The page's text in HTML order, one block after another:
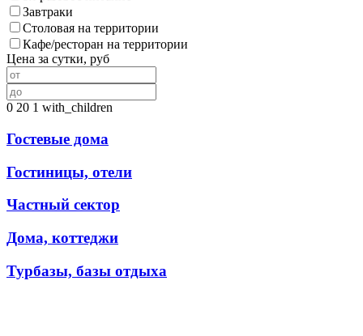
Завтраки
Столовая на территории
Кафе/ресторан на территории
Цена за сутки, руб
0 20 1 with_children
Гостевые дома
Гостиницы, отели
Частный сектор
Дома, коттеджи
Турбазы, базы отдыха